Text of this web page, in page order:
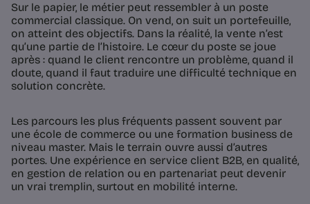
Sur le papier, le métier peut ressembler à un poste
commercial classique. On vend, on suit un portefeuille,
on atteint des objectifs. Dans la réalité, la vente n’est
qu’une partie de l’histoire. Le cœur du poste se joue
après : quand le client rencontre un problème, quand il
doute, quand il faut traduire une difficulté technique en
solution concrète.
Les parcours les plus fréquents passent souvent par
une école de commerce ou une formation business de
niveau master. Mais le terrain ouvre aussi d’autres
portes. Une expérience en service client B2B, en qualité,
en gestion de relation ou en partenariat peut devenir
un vrai tremplin, surtout en mobilité interne.